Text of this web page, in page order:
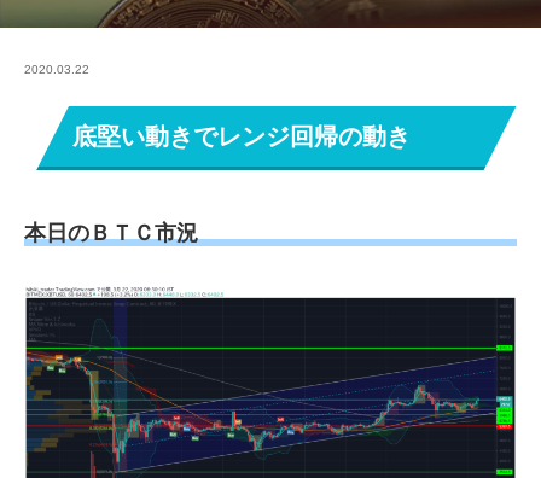
2020.03.22
底堅い動きでレンジ回帰の動き
本日のＢＴＣ市況